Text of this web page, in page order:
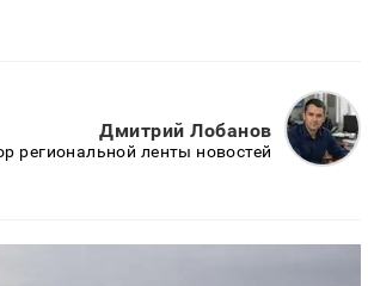
Дмитрий Лобанов
региональной ленты новостей